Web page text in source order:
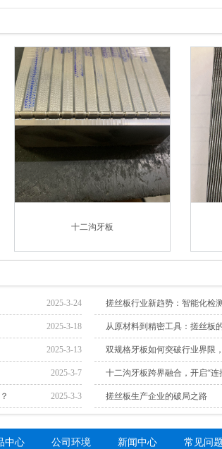
十二沟牙板
2025-3-24 搓丝板行业新趋势：智能化检
2025-3-18 从原材料到精密工具：搓丝板
2025-3-13 双规格牙板如何突破行业界限
2025-3-7 十二沟牙板跨界融合，开启“连
2025-3-3 搓丝板生产企业的破局之路
中心 公司环境 新闻中心 常见问题